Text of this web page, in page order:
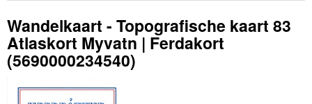
Wandelkaart - Topografische kaart 83
Atlaskort Myvatn | Ferdakort
(5690000234540)